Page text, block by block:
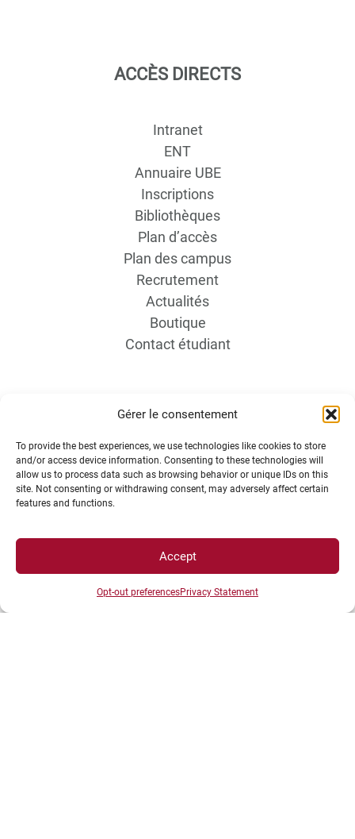
Gérer le consentement
To provide the best experiences, we use technologies like cookies to store
and/or access device information. Consenting to these technologies will
allow us to process data such as browsing behavior or unique IDs on this
site. Not consenting or withdrawing consent, may adversely affect certain
features and functions.
Accept
Opt-out preferencesPrivacy Statement
ACCÈS DIRECTS
Intranet
ENT
Annuaire UBE
Inscriptions
Bibliothèques
Plan d’accès
Plan des campus
Recrutement
Actualités
Boutique
Contact étudiant
INFORMATIONS LÉGALES
Plan d’accès des campus
Mentions légales
Données personnelles et gestion des cookies
Gérer mes cookies